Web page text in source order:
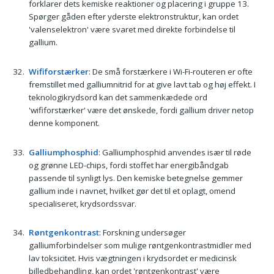
forklarer dets kemiske reaktioner og placering i gruppe 13.
Spørger gåden efter yderste elektronstruktur, kan ordet
'valenselektron' være svaret med direkte forbindelse til
gallium.
Wififorstærker: De små forstærkere i Wi-Fi-routeren er ofte
fremstillet med galliumnitrid for at give lavt tab og høj effekt. I
teknologikrydsord kan det sammenkædede ord
'wififorstærker' være det ønskede, fordi gallium driver netop
denne komponent.
Galliumphosphid: Galliumphosphid anvendes især til røde
og grønne LED-chips, fordi stoffet har energibåndgab
passende til synligt lys. Den kemiske betegnelse gemmer
gallium inde i navnet, hvilket gør det til et oplagt, omend
specialiseret, krydsordssvar.
Røntgenkontrast: Forskning undersøger
galliumforbindelser som mulige røntgenkontrastmidler med
lav toksicitet. Hvis vægtningen i krydsordet er medicinsk
billedbehandling, kan ordet 'røntgenkontrast' være